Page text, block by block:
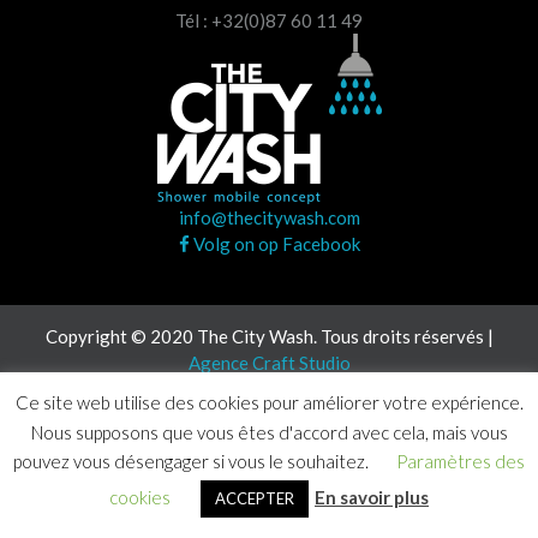
Tél : +32(0)87 60 11 49
info@thecitywash.com
Volg on op Facebook
Copyright © 2020 The City Wash. Tous droits réservés |
Agence Craft Studio
Ce site web utilise des cookies pour améliorer votre expérience.
Nous supposons que vous êtes d'accord avec cela, mais vous
pouvez vous désengager si vous le souhaitez.
Paramètres des
cookies
ACCEPTER En savoir plus